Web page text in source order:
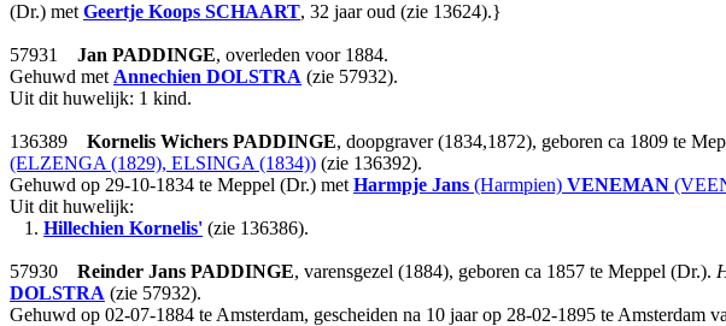
(Dr.) met Geertje Koops SCHAART, 32 jaar oud (zie 13624).}
57931 Jan PADDINGE, overleden voor 1884.
Gehuwd met Annechien DOLSTRA (zie 57932).
Uit dit huwelijk: 1 kind.
136389 Kornelis Wichers PADDINGE, doopgraver (1834,1872), geboren ca 1809 te
(ELZENGA (1829), ELSINGA (1834)) (zie 136392).
Gehuwd op 29-10-1834 te Meppel (Dr.) met Harmpje Jans (Harmpien) VENEMAN
Uit dit huwelijk:
1. Hillechien Kornelis' (zie 136386).
57930 Reinder Jans PADDINGE, varensgezel (1884), geboren ca 1857 te Meppel (Dr.).
DOLSTRA (zie 57932).
Gehuwd op 02-07-1884 te Amsterdam, gescheiden na 10 jaar op 28-02-1895 te Amsterdam